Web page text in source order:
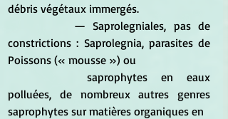
débris végétaux immergés.
constrictions : Saprolegnia, parasites de
polluées, de nombreux autres genres